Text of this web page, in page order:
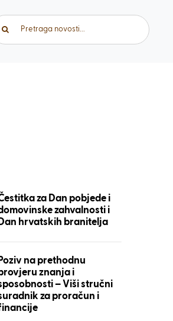
za Dan pobjede i
zahvalnosti i
Dan hrvatskih branitelja
Poziv na prethodnu
znanja i
– Viši stručni
za proračun i